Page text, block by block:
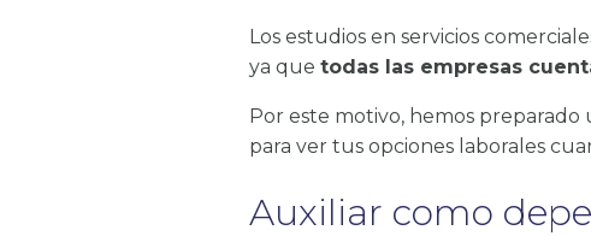
Los estudios en servicios
ya quetodas las empresas
Por este motivo, hemos preparado
para ver tus opciones laborales
Auxiliar como